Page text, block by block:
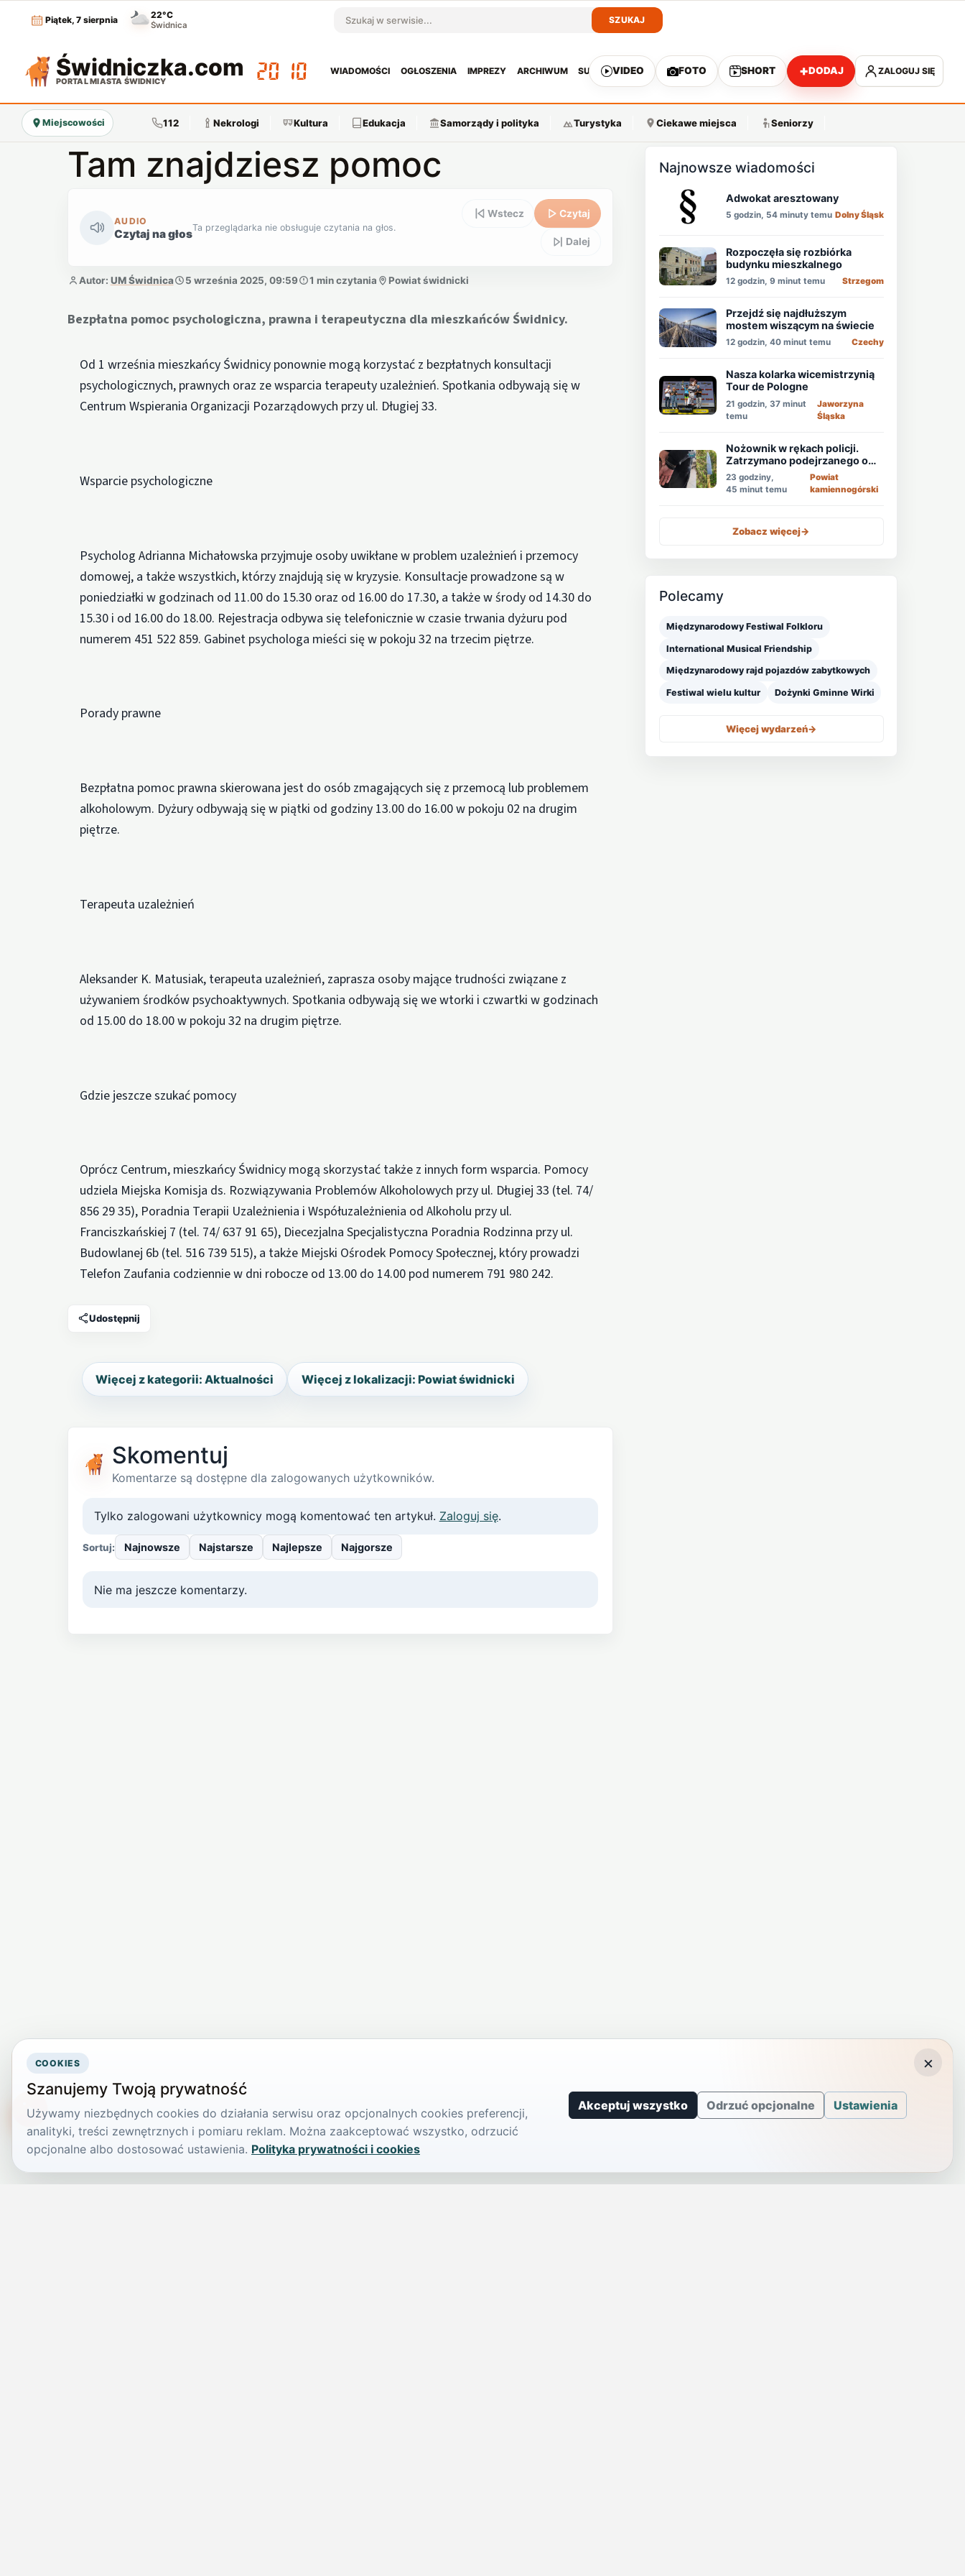
Piątek, 7 sierpnia
22°C
Świdnica Szukaj w serwisie
SZUKAJ
Świdniczka.com
PORTAL MIASTA ŚWIDNICY 20:10
WIADOMOŚCI OGŁOSZENIA IMPREZY ARCHIWUM SUBSKRYPCJA
VIDEO FOTO SHORT +DODAJ ZALOGUJ SIĘ
Miejscowości 112 Nekrologi Kultura Edukacja Samorządy i polityka Turystyka Ciekawe miejsca Seniorzy
Tam znajdziesz pomoc
AUDIO
Czytaj na głosTa przeglądarka nie obsługuje czytania na głos.
Wstecz Czytaj
Dalej
Autor: UM Świdnica 5 września 2025, 09:59 1 min czytania Powiat świdnicki
Bezpłatna pomoc psychologiczna, prawna i terapeutyczna dla mieszkańców Świdnicy.
Od 1 września mieszkańcy Świdnicy ponownie mogą korzystać z bezpłatnych konsultacji
psychologicznych, prawnych oraz ze wsparcia terapeuty uzależnień. Spotkania odbywają się w
Centrum Wspierania Organizacji Pozarządowych przy ul. Długiej 33.
Wsparcie psychologiczne
Psycholog Adrianna Michałowska przyjmuje osoby uwikłane w problem uzależnień i przemocy
domowej, a także wszystkich, którzy znajdują się w kryzysie. Konsultacje prowadzone są w
poniedziałki w godzinach od 11.00 do 15.30 oraz od 16.00 do 17.30, a także w środy od 14.30 do
15.30 i od 16.00 do 18.00. Rejestracja odbywa się telefonicznie w czasie trwania dyżuru pod
numerem 451 522 859. Gabinet psychologa mieści się w pokoju 32 na trzecim piętrze.
Porady prawne
Bezpłatna pomoc prawna skierowana jest do osób zmagających się z przemocą lub problemem
alkoholowym. Dyżury odbywają się w piątki od godziny 13.00 do 16.00 w pokoju 02 na drugim
piętrze.
Terapeuta uzależnień
Aleksander K. Matusiak, terapeuta uzależnień, zaprasza osoby mające trudności związane z
używaniem środków psychoaktywnych. Spotkania odbywają się we wtorki i czwartki w godzinach
od 15.00 do 18.00 w pokoju 32 na drugim piętrze.
Gdzie jeszcze szukać pomocy
Oprócz Centrum, mieszkańcy Świdnicy mogą skorzystać także z innych form wsparcia. Pomocy
udziela Miejska Komisja ds. Rozwiązywania Problemów Alkoholowych przy ul. Długiej 33 (tel. 74/
856 29 35), Poradnia Terapii Uzależnienia i Współuzależnienia od Alkoholu przy ul.
Franciszkańskiej 7 (tel. 74/ 637 91 65), Diecezjalna Specjalistyczna Poradnia Rodzinna przy ul.
Budowlanej 6b (tel. 516 739 515), a także Miejski Ośrodek Pomocy Społecznej, który prowadzi
Telefon Zaufania codziennie w dni robocze od 13.00 do 14.00 pod numerem 791 980 242.
Udostępnij
Więcej z kategorii: Aktualności Więcej z lokalizacji: Powiat świdnicki
Skomentuj
Komentarze są dostępne dla zalogowanych użytkowników.
Tylko zalogowani użytkownicy mogą komentować ten artykuł. Zaloguj się.
Sortuj: Najnowsze Najstarsze Najlepsze Najgorsze
Nie ma jeszcze komentarzy.
Najnowsze wiadomości
Adwokat aresztowany
5 godzin, 54 minuty temu Dolny Śląsk
Rozpoczęła się rozbiórka
budynku mieszkalnego
12 godzin, 9 minut temu Strzegom
Przejdź się najdłuższym
mostem wiszącym na świecie
12 godzin, 40 minut temu Czechy
Nasza kolarka wicemistrzynią
Tour de Pologne
21 godzin, 37 minut
temu
Jaworzyna
Śląska
Nożownik w rękach policji.
Zatrzymano podejrzanego o
usiłowanie zabójstwa!
23 godziny,
45 minut temu
Powiat
kamiennogórski
Zobacz więcej->
Polecamy
Międzynarodowy Festiwal Folkloru
International Musical Friendship
Międzynarodowy rajd pojazdów zabytkowych
Festiwal wielu kultur Dożynki Gminne Wirki
Więcej wydarzeń->
COOKIES
Szanujemy Twoją prywatność
Używamy niezbędnych cookies do działania serwisu oraz opcjonalnych cookies preferencji,
analityki, treści zewnętrznych i pomiaru reklam. Można zaakceptować wszystko, odrzucić
opcjonalne albo dostosować ustawienia. Polityka prywatności i cookies
Akceptuj wszystko Odrzuć opcjonalne Ustawienia
×
TikTokowa Jelonka